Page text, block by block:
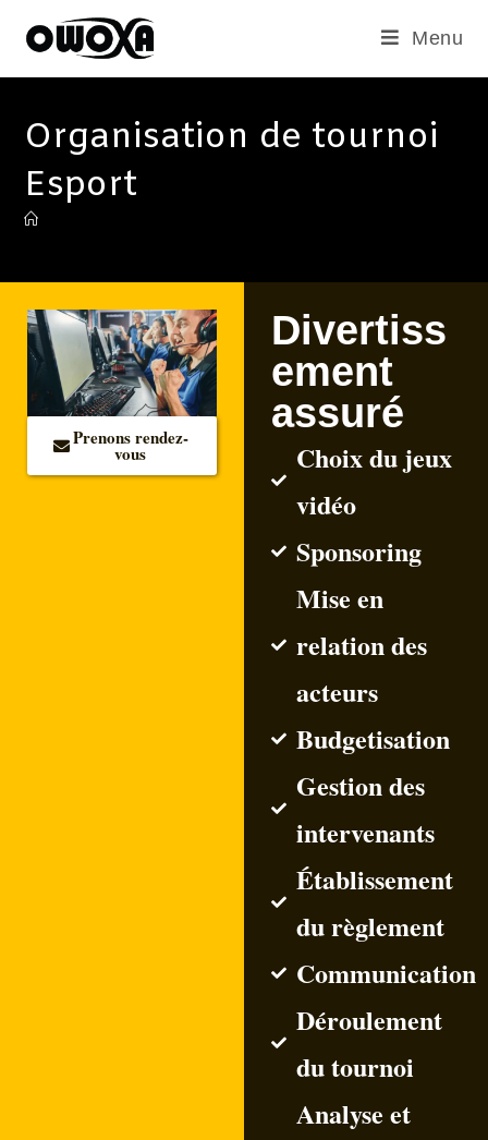
Menu
Organisation de tournoi
Esport
Prenons rendez-
vous
Divertiss
ement
assuré
Choix du jeux
vidéo
Sponsoring
Mise en
relation des
acteurs
Budgetisation
Gestion des
intervenants
Établissement
du règlement
Communication
Déroulement
du tournoi
Analyse et